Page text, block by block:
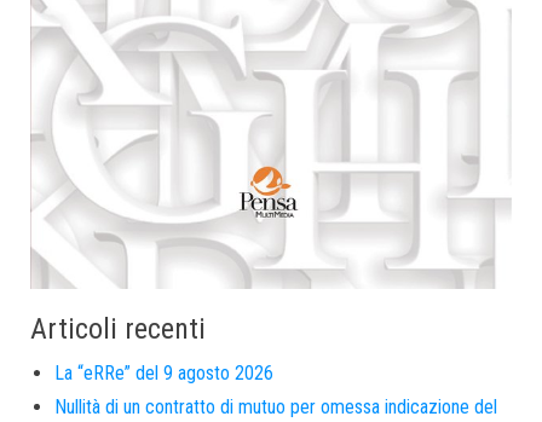
Articoli recenti
La “eRRe” del 9 agosto 2026
Nullità di un contratto di mutuo per omessa indicazione del